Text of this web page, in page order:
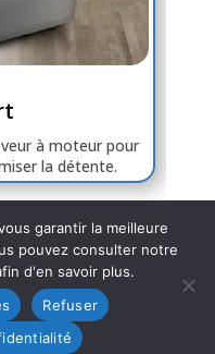
à moteur pour
la détente.
légales|Politique
parAgence Nautile
garantir la meilleure
pouvez consulter notre
d'en savoir plus.
Refuser